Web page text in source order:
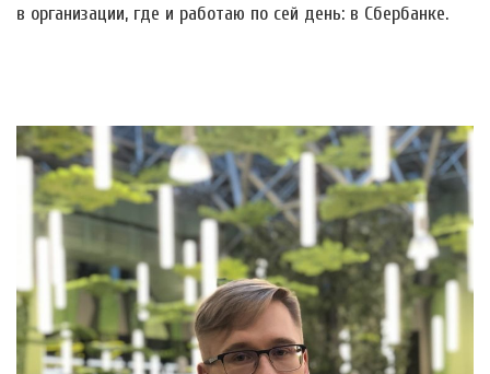
в организации, где и работаю по сей день: в Сбербанке.